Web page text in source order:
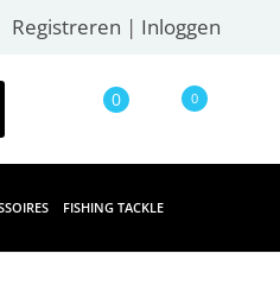
Registreren | Inloggen
0 0
FISHING TACKLE